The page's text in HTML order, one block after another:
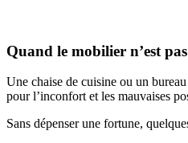
Quand le mobilier n’est
Une chaise de cuisine ou un
pour l’inconfort et les mauvaises
Sans dépenser une fortune,